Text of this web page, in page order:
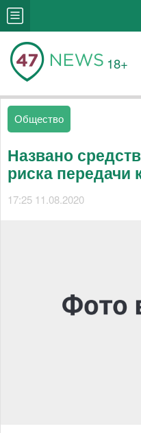
18+
Общество
Названо
риска передачи
17:25 11.08.2020